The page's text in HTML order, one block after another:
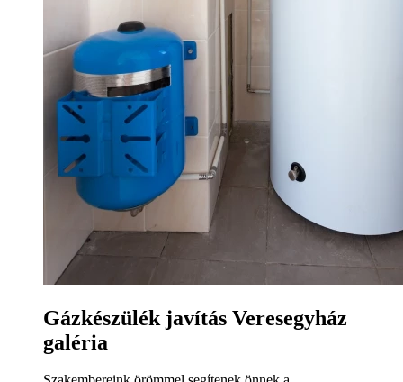
Gázkészülék javítás Veresegyház
galéria